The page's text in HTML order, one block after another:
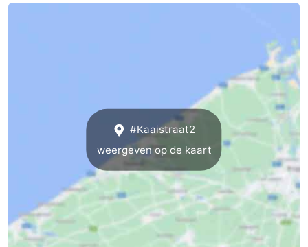
De
Haan
Bredene
-
#Kaaistraat2
weergeven op de kaart